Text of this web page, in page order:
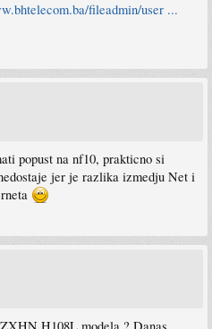
fileadmin/user ...
popust na nf10, prakticno si
jer je razlika izmedju Net i